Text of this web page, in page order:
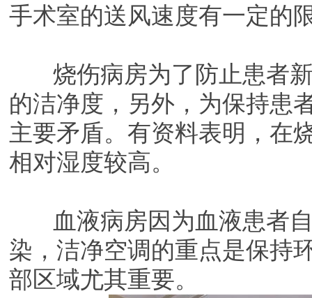
手术室的送风速度有一定的
烧伤病房为了防止患者新
的洁净度，另外，为保持患
主要矛盾。有资料表明，在
相对湿度较高。
血液病房因为血液患者自
染，洁净空调的重点是保持
部区域尤其重要。